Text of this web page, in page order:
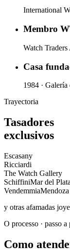
International
Membro
Watch Traders
Casa
1984 ·
Trayectoria
Tasadores
exclusivos
Escasany
Ricciardi
The Watch Gallery
SchiffiniMar del Plata
VendemmiaMendoza
y otras afamadas
O processo · passo a
Como